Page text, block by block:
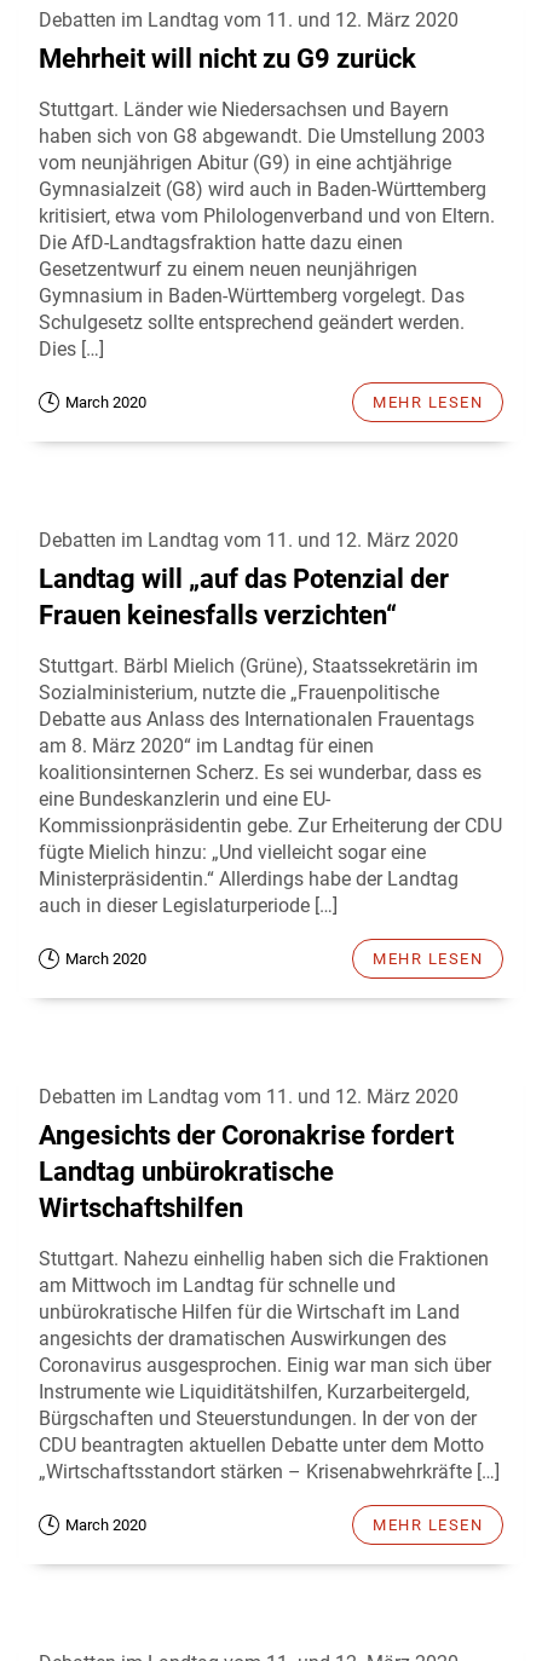
Debatten im Landtag vom 11. und 12. März 2020
Mehrheit will nicht zu G9 zurück
Stuttgart. Länder wie Niedersachsen und Bayern
haben sich von G8 abgewandt. Die Umstellung 2003
vom neunjährigen Abitur (G9) in eine achtjährige
Gymnasialzeit (G8) wird auch in Baden-Württemberg
kritisiert, etwa vom Philologenverband und von Eltern.
Die AfD-Landtagsfraktion hatte dazu einen
Gesetzentwurf zu einem neuen neunjährigen
Gymnasium in Baden-Württemberg vorgelegt. Das
Schulgesetz sollte entsprechend geändert werden.
Dies […]
March 2020 MEHR LESEN
Debatten im Landtag vom 11. und 12. März 2020
Landtag will „auf das Potenzial der
Frauen keinesfalls verzichten“
Stuttgart. Bärbl Mielich (Grüne), Staatssekretärin im
Sozialministerium, nutzte die „Frauenpolitische
Debatte aus Anlass des Internationalen Frauentags
am 8. März 2020“ im Landtag für einen
koalitionsinternen Scherz. Es sei wunderbar, dass es
eine Bundeskanzlerin und eine EU-
Kommissionpräsidentin gebe. Zur Erheiterung der CDU
fügte Mielich hinzu: „Und vielleicht sogar eine
Ministerpräsidentin.“ Allerdings habe der Landtag
auch in dieser Legislaturperiode […]
March 2020 MEHR LESEN
Debatten im Landtag vom 11. und 12. März 2020
Angesichts der Coronakrise fordert
Landtag unbürokratische
Wirtschaftshilfen
Stuttgart. Nahezu einhellig haben sich die Fraktionen
am Mittwoch im Landtag für schnelle und
unbürokratische Hilfen für die Wirtschaft im Land
angesichts der dramatischen Auswirkungen des
Coronavirus ausgesprochen. Einig war man sich über
Instrumente wie Liquiditätshilfen, Kurzarbeitergeld,
Bürgschaften und Steuerstundungen. In der von der
CDU beantragten aktuellen Debatte unter dem Motto
„Wirtschaftsstandort stärken – Krisenabwehrkräfte […]
March 2020 MEHR LESEN